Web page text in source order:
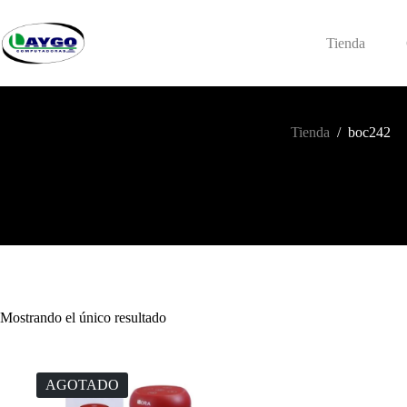
contenido
Tienda
Tienda / boc242
Mostrando el único resultado
AGOTADO